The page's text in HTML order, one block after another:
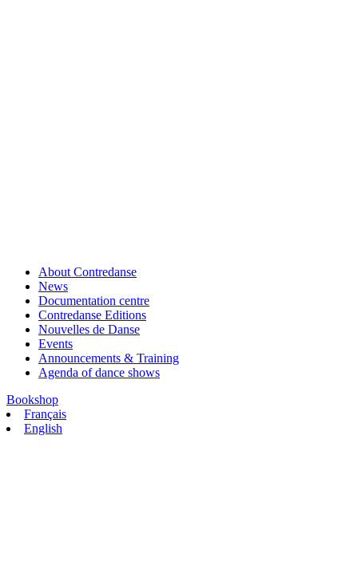
About Contredanse
News
Documentation centre
Contredanse Editions
Nouvelles de Danse
Events
Announcements & Training
Agenda of dance shows
Bookshop
Français
English